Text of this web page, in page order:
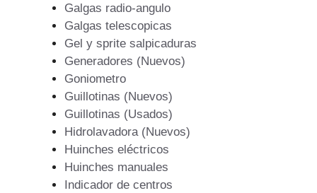
Galgas radio-angulo
Galgas telescopicas
Gel y sprite salpicaduras
Generadores (Nuevos)
Goniometro
Guillotinas (Nuevos)
Guillotinas (Usados)
Hidrolavadora (Nuevos)
Huinches eléctricos
Huinches manuales
Indicador de centros